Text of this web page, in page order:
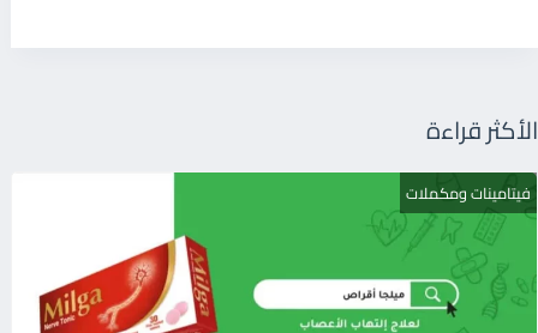
الأكثر قراءة
فيتامينات ومكملات